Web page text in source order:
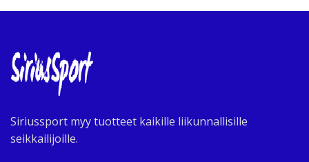
Siriussport myy tuotteet kaikille liikunnallisille
seikkailijoille.